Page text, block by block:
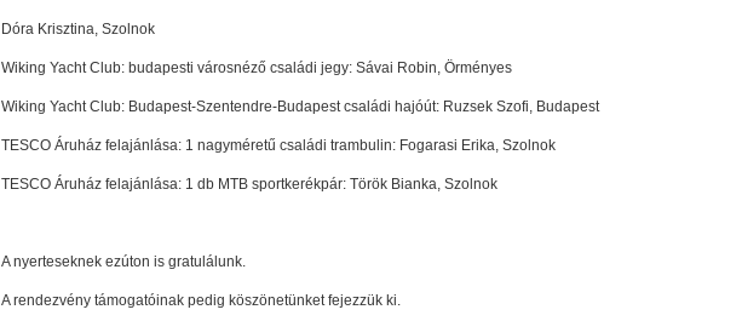
Dóra Krisztina, Szolnok
Wiking Yacht Club: budapesti városnéző családi jegy: Sávai Robin, Örményes
Wiking Yacht Club: Budapest-Szentendre-Budapest családi hajóút: Ruzsek Szofi, Budapest
TESCO Áruház felajánlása: 1 nagyméretű családi trambulin: Fogarasi Erika, Szolnok
TESCO Áruház felajánlása: 1 db MTB sportkerékpár: Török Bianka, Szolnok
A nyerteseknek ezúton is gratulálunk.
A rendezvény támogatóinak pedig köszönetünket fejezzük ki.